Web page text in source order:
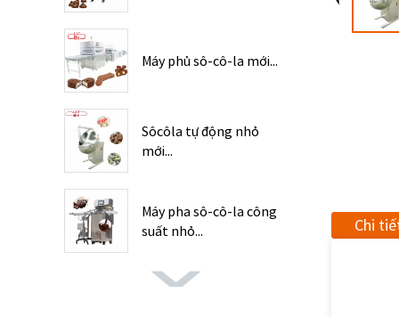
Máy phủ sô-cô-la mới...
Sôcôla tự động nhỏ
mới...
Máy pha sô-cô-la công
suất nhỏ...
Chi